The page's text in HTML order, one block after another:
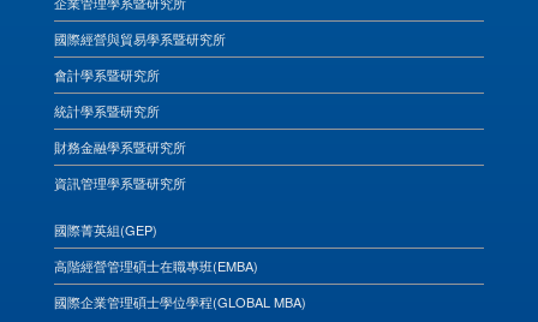
國際經營與貿易學系暨研究所
會計學系暨研究所
統計學系暨研究所
財務金融學系暨研究所
資訊管理學系暨研究所
國際菁英組(GEP)
高階經營管理碩士在職專班(EMBA)
國際企業管理碩士學位學程(GLOBAL MBA)